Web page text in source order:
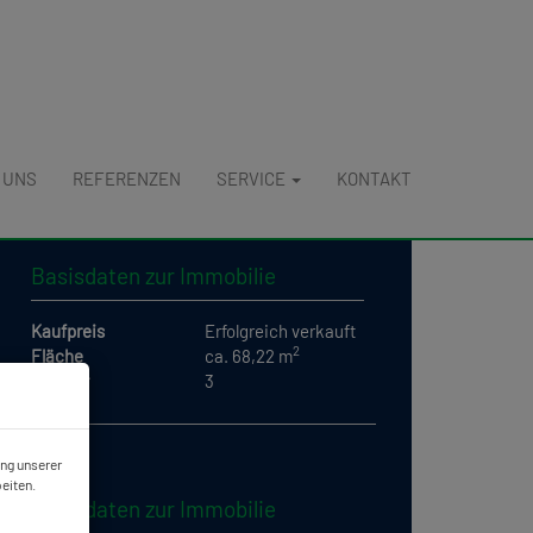
REFERENZEN SERVICE KONTAKT
Basisdaten zur Immobilie
Kaufpreis
Erfolgreich verkauft
Fläche
ca. 68,22 m2
3
Basisdaten zur Immobilie
unserer